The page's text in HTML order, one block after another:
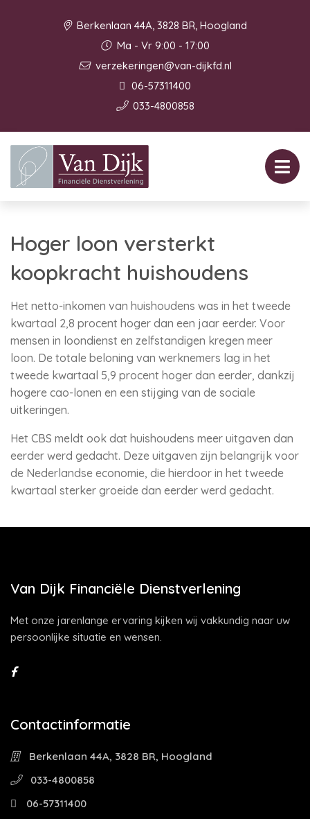
Berkenlaan 44A, 3828 BR, Hoogland
Ma - Vr 9:00 - 17:00
verzekeringen@van-dijkfd.nl
06-57311400
033-4800858
Hoger loon versterkt
koopkracht huishoudens
Het netto-inkomen van huishoudens was in het tweede
kwartaal 2,8 procent hoger dan een jaar eerder. Voor
mensen in loondienst en zelfstandigen kregen meer
loon. De totale beloning van werknemers lag in het
tweede kwartaal 5,9 procent hoger dan eerder, dankzij
hogere cao-lonen en een stijging van de sociale
uitkeringen.
Het CBS meldt ook dat huishoudens meer uitgaven dan
eerder werd gedacht. Deze uitgaven zijn belangrijk voor
de Nederlandse economie, die hierdoor in het tweede
kwartaal sterker groeide dan eerder werd gedacht.
Van Dijk Financiële Dienstverlening
Met onze jarenlange ervaring kijken wij vakkundig naar uw
persoonlijke situatie en wensen.
Contactinformatie
Berkenlaan 44A, 3828 BR, Hoogland
033-4800858
06-57311400